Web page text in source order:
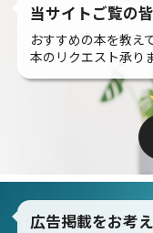
当サイトご覧の
おすすめの本を教え
本のリクエスト承り
広告掲載をお考